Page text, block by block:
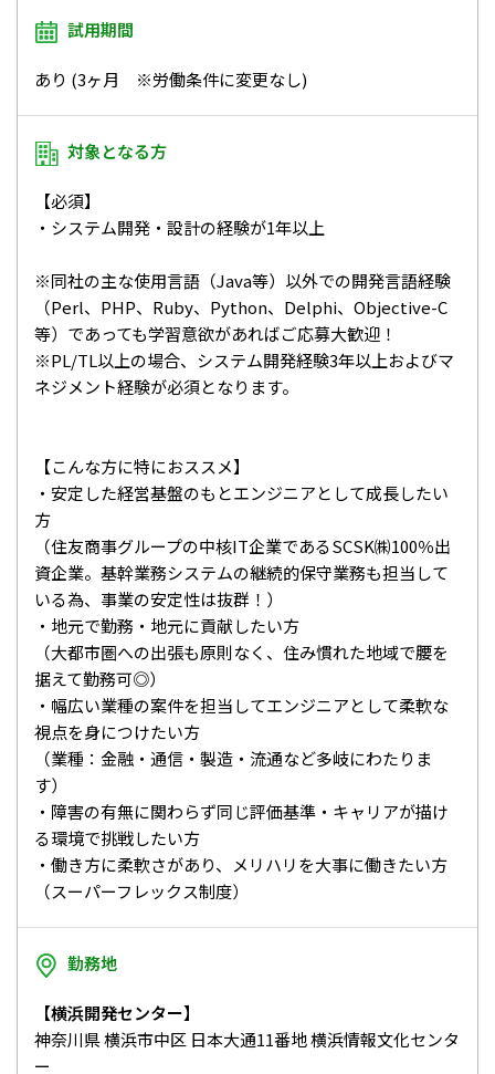
試用期間
あり (3ヶ月 ※労働条件に変更なし)
対象となる方
【必須】
・システム開発・設計の経験が1年以上
※同社の主な使用言語（Java等）以外での開発言語経験
（Perl、PHP、Ruby、Python、Delphi、Objective-C
等）であっても学習意欲があればご応募大歓迎！
※PL/TL以上の場合、システム開発経験3年以上およびマ
ネジメント経験が必須となります。
【こんな方に特におススメ】
・安定した経営基盤のもとエンジニアとして成長したい
方
（住友商事グループの中核IT企業であるSCSK㈱100％出
資企業。基幹業務システムの継続的保守業務も担当して
いる為、事業の安定性は抜群！）
・地元で勤務・地元に貢献したい方
（大都市圏への出張も原則なく、住み慣れた地域で腰を
据えて勤務可◎）
・幅広い業種の案件を担当してエンジニアとして柔軟な
視点を身につけたい方
（業種：金融・通信・製造・流通など多岐にわたりま
す）
・障害の有無に関わらず同じ評価基準・キャリアが描け
る環境で挑戦したい方
・働き方に柔軟さがあり、メリハリを大事に働きたい方
（スーパーフレックス制度）
勤務地
【横浜開発センター】
神奈川県 横浜市中区 日本大通11番地 横浜情報文化センタ
ー